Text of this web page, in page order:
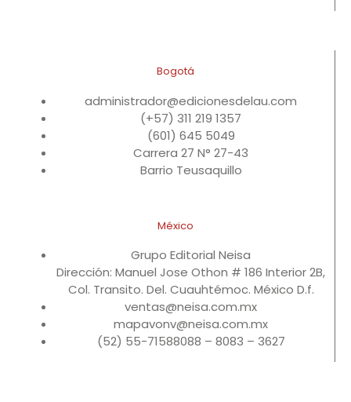
Bogotá
administrador@edicionesdelau.com
(+57) 311 219 1357
(601) 645 5049
Carrera 27 N° 27-43
Barrio Teusaquillo
México
Grupo Editorial Neisa
Dirección: Manuel Jose Othon # 186 Interior 2B,
Col. Transito. Del. Cuauhtémoc. México D.f.
ventas@neisa.com.mx
mapavonv@neisa.com.mx
(52) 55-71588088 – 8083 – 3627